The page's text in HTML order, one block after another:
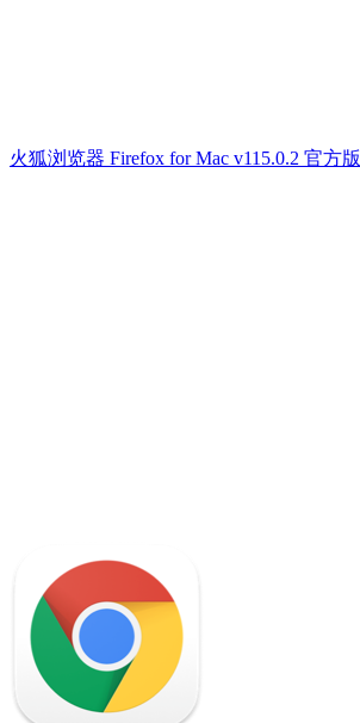
火狐浏览器 Firefox for Mac v115.0.2 官方版